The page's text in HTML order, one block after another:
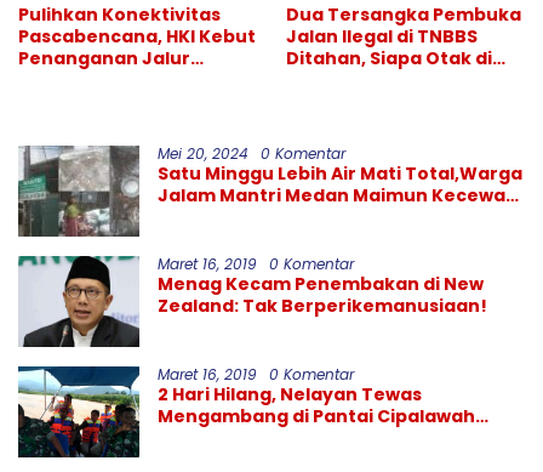
Pulihkan Konektivitas
Pascabencana, HKI Kebut
Penanganan Jalur
Dua Tersangka Pembuka
Jalan Ilegal di TNBBS
Ditahan, Siapa Otak di
Mei 20, 2024 0 Komentar
Satu Minggu Lebih Air Mati Total,Warga
Jalam Mantri Medan Maimun Kecewa
Maret 16, 2019 0 Komentar
Menag Kecam Penembakan di New
Zealand: Tak Berperikemanusiaan!
Maret 16, 2019 0 Komentar
2 Hari Hilang, Nelayan Tewas
Mengambang di Pantai Cipalawah